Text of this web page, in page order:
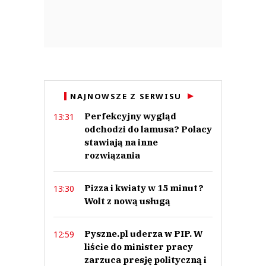
NAJNOWSZE Z SERWISU
13:31
Perfekcyjny wygląd
odchodzi do lamusa? Polacy
stawiają na inne
rozwiązania
13:30
Pizza i kwiaty w 15 minut?
Wolt z nową usługą
12:59
Pyszne.pl uderza w PIP. W
liście do minister pracy
zarzuca presję polityczną i